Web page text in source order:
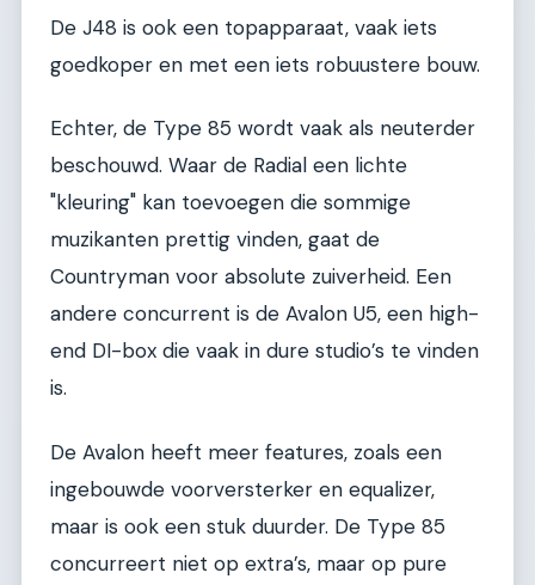
De J48 is ook een topapparaat, vaak iets
goedkoper en met een iets robuustere bouw.
Echter, de Type 85 wordt vaak als neuterder
beschouwd. Waar de Radial een lichte
"kleuring" kan toevoegen die sommige
muzikanten prettig vinden, gaat de
Countryman voor absolute zuiverheid. Een
andere concurrent is de Avalon U5, een high-
end DI-box die vaak in dure studio’s te vinden
is.
De Avalon heeft meer features, zoals een
ingebouwde voorversterker en equalizer,
maar is ook een stuk duurder. De Type 85
concurreert niet op extra’s, maar op pure